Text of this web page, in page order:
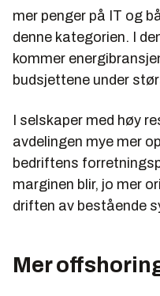
mer penger på IT og
denne kategorien. I
kommer
budsjettene under
I selskaper med høy
avdelingen mye mer
bedriftens
marginen blir, jo mer
driften av bestående
Mer